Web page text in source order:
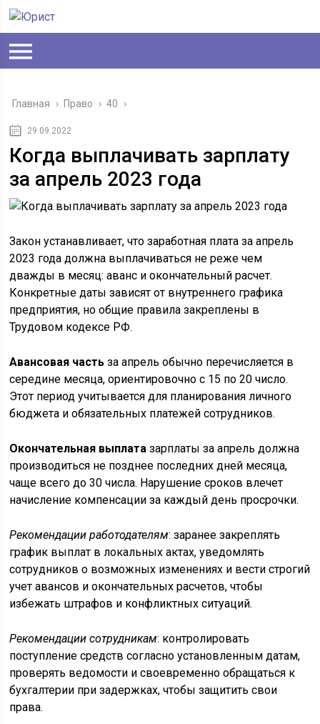
Главная › Право › 40 ›
29.09.2022
Когда выплачивать зарплату
за апрель 2023 года
Закон устанавливает, что заработная плата за апрель
2023 года должна выплачиваться не реже чем
дважды в месяц: аванс и окончательный расчет.
Конкретные даты зависят от внутреннего графика
предприятия, но общие правила закреплены в
Трудовом кодексе РФ.
Авансовая часть за апрель обычно перечисляется в
середине месяца, ориентировочно с 15 по 20 число.
Этот период учитывается для планирования личного
бюджета и обязательных платежей сотрудников.
Окончательная выплата зарплаты за апрель должна
производиться не позднее последних дней месяца,
чаще всего до 30 числа. Нарушение сроков влечет
начисление компенсации за каждый день просрочки.
Рекомендации работодателям: заранее закреплять
график выплат в локальных актах, уведомлять
сотрудников о возможных изменениях и вести строгий
учет авансов и окончательных расчетов, чтобы
избежать штрафов и конфликтных ситуаций.
Рекомендации сотрудникам: контролировать
поступление средств согласно установленным датам,
проверять ведомости и своевременно обращаться к
бухгалтерии при задержках, чтобы защитить свои
права.